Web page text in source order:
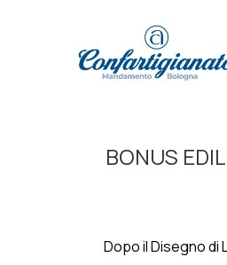
BONUS
Dopo il Disegno di